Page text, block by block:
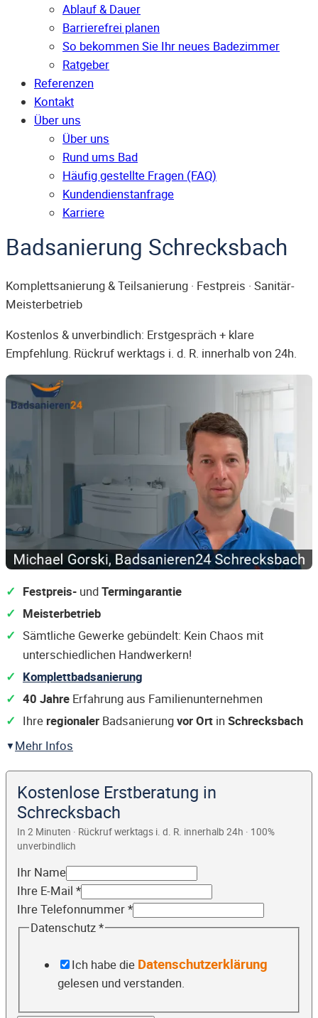
Ablauf & Dauer
Barrierefrei planen
So bekommen Sie Ihr neues Badezimmer
Ratgeber
Referenzen
Kontakt
Über uns
Über uns
Rund ums Bad
Häufig gestellte Fragen (FAQ)
Kunden­dienst­anfrage
Karriere
Badsanierung Schrecksbach
Komplettsanierung & Teilsanierung · Festpreis · Sanitär-
Meisterbetrieb
Kostenlos & unverbindlich: Erstgespräch + klare
Empfehlung. Rückruf werktags i. d. R. innerhalb von 24h.
Festpreis- undTermingarantie
Meisterbetrieb
Sämtliche Gewerke gebündelt: Kein Chaos mit
unterschiedlichen Handwerkern!
Komplettbadsanierung
40 Jahre Erfahrung aus Familienunternehmen
Ihre regionaler Badsanierungvor Ort in Schrecksbach
Mehr Infos
Kostenlose Erstberatung in
Schrecksbach
In 2 Minuten · Rückruf werktags i. d. R. innerhalb 24h · 100%
unverbindlich
Ihr Name
Ihre E-Mail *
Ihre Telefonnummer*
Datenschutz*
Ich habe die Datenschutzerklärung
gelesen und verstanden.